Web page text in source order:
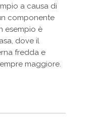
a causa di
componente
esempio è
dove il
fredda e
maggiore.